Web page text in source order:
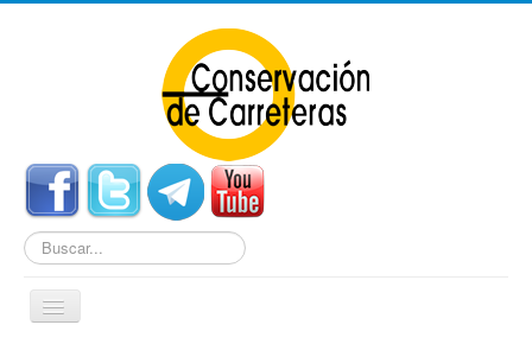
Buscar...
Cambiar
navegación